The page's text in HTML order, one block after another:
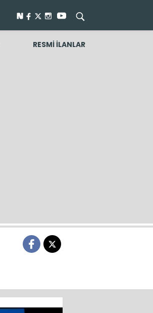
RESMİ İLANLAR